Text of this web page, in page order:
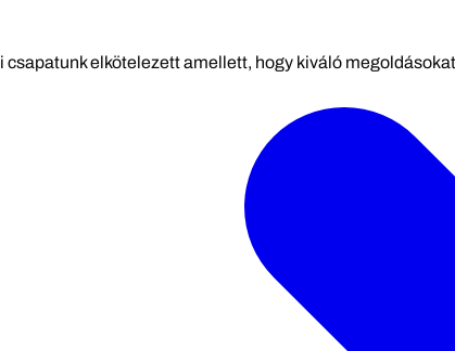
elkötelezett amellett, hogy kiváló